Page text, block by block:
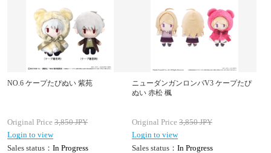
NO.6 ケープたぴぬい 紫苑
Original Price 3,850JPY
Login to view
Sales status： In Progress
ニューダンガンロンパV3 ケープたぴ
ぬい 赤松 楓
Original Price 3,850JPY
Login to view
Sales status： In Progress